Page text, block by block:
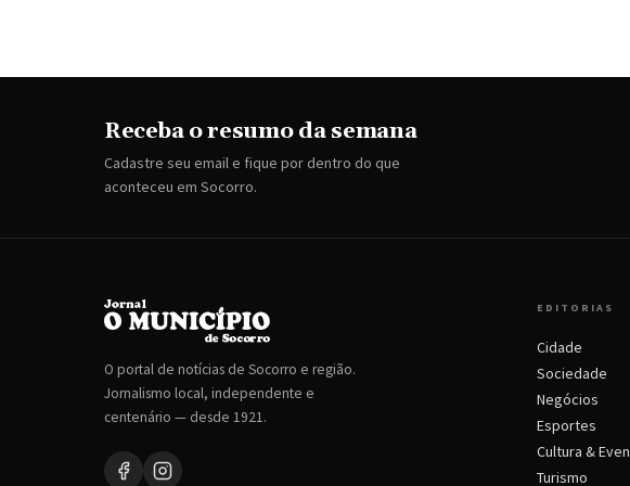
Receba o resumo da semana
Cadastre seu email e fique por dentro do que
aconteceu em Socorro.
O portal de notícias de Socorro e região.
Jornalismo local, independente e
centenário — desde 1921.
EDITORIAS
Cidade
Sociedade
Negócios
Esportes
Cultura &
Turismo